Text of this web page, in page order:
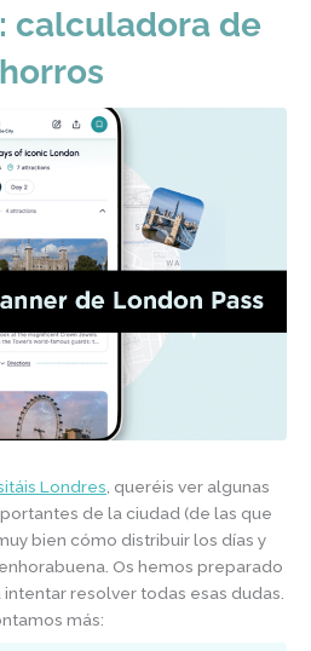
calculadora de
Londres , queréis ver algunas
de la ciudad (de las que
bien cómo distribuir los días y
Os hemos preparado
resolver todas esas dudas.
más: